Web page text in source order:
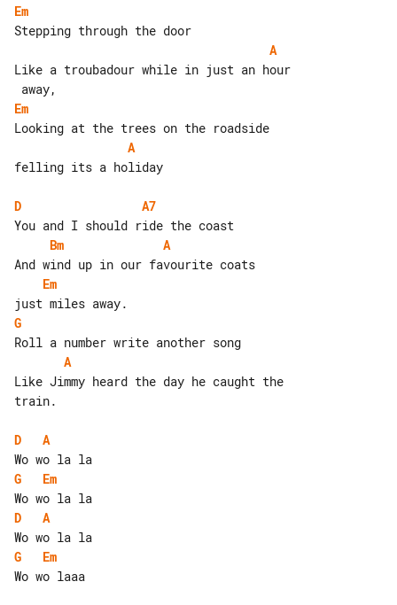
Em
A
Like a troubadour while in just an hour
Em
A
felling its a holiday
D
A7
Bm
A
Em
G
A
Like Jimmy heard the day he caught the
train.
D
A
G
Em
D
A
G
Em
Wo wo laaa